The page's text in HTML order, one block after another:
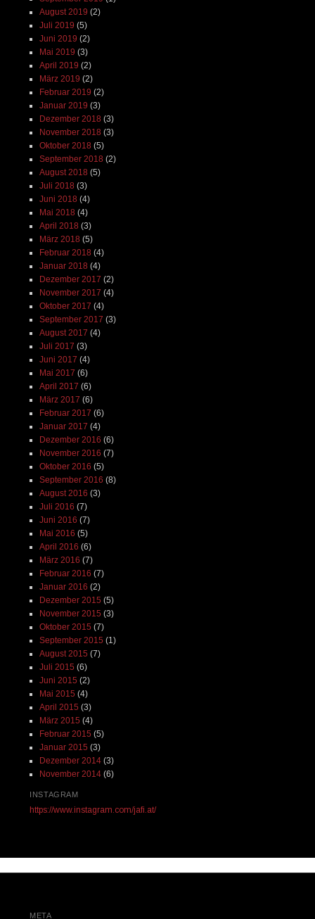
August 2019 (2)
Juli 2019 (5)
Juni 2019 (2)
Mai 2019 (3)
April 2019 (2)
März 2019 (2)
Februar 2019 (2)
Januar 2019 (3)
Dezember 2018 (3)
November 2018 (3)
Oktober 2018 (5)
September 2018 (2)
August 2018 (5)
Juli 2018 (3)
Juni 2018 (4)
Mai 2018 (4)
April 2018 (3)
März 2018 (5)
Februar 2018 (4)
Januar 2018 (4)
Dezember 2017 (2)
November 2017 (4)
Oktober 2017 (4)
September 2017 (3)
August 2017 (4)
Juli 2017 (3)
Juni 2017 (4)
Mai 2017 (6)
April 2017 (6)
März 2017 (6)
Februar 2017 (6)
Januar 2017 (4)
Dezember 2016 (6)
November 2016 (7)
Oktober 2016 (5)
September 2016 (8)
August 2016 (3)
Juli 2016 (7)
Juni 2016 (7)
Mai 2016 (5)
April 2016 (6)
März 2016 (7)
Februar 2016 (7)
Januar 2016 (2)
Dezember 2015 (5)
November 2015 (3)
Oktober 2015 (7)
September 2015 (1)
August 2015 (7)
Juli 2015 (6)
Juni 2015 (2)
Mai 2015 (4)
April 2015 (3)
März 2015 (4)
Februar 2015 (5)
Januar 2015 (3)
Dezember 2014(3)
November 2014(6)
INSTAGRAM
https://www.instagram.com/jafi.at/
META